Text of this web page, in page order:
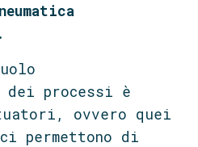
.
dei processi è
ovvero quei
permettono di